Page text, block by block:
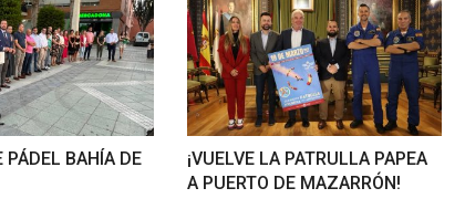
PÁDEL BAHÍA DE
¡VUELVE LA PATRULLA PAPEA
A PUERTO DE MAZARRÓN!